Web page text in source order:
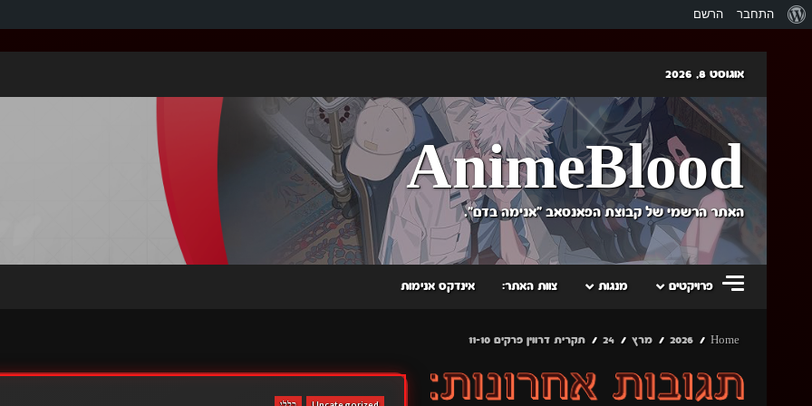
אודות
התחבר הרשם
content
אוגוסט 8, 2026
AnimeBlood
האתר הרשמי של קבוצת הפאנסאב "אנימה בדם".
פרויקטים מנגות צוות האתר: אינדקס אנימות
Home
2026 מרץ 24 תקרית דרווין פרקים 11-10